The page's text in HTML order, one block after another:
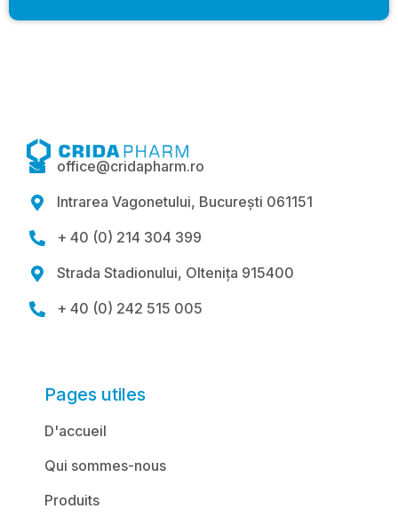
 office@cridapharm.ro
 Intrarea Vagonetului, București 061151
 + 40 (0) 214 304 399
 Strada Stadionului, Oltenița 915400
 + 40 (0) 242 515 005
Pages utiles
D'accueil
Qui sommes-nous
Produits